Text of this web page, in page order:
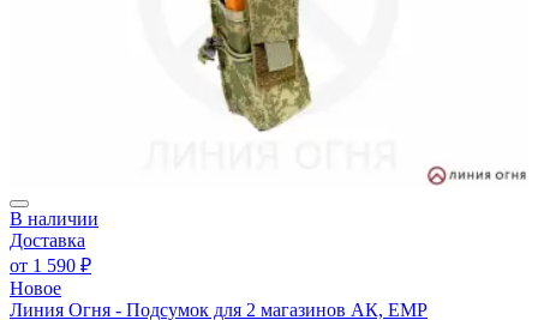
В наличии
Доставка
от 1 590 ₽
Новое
Линия Огня - Подсумок для 2 магазинов АК, ЕМР